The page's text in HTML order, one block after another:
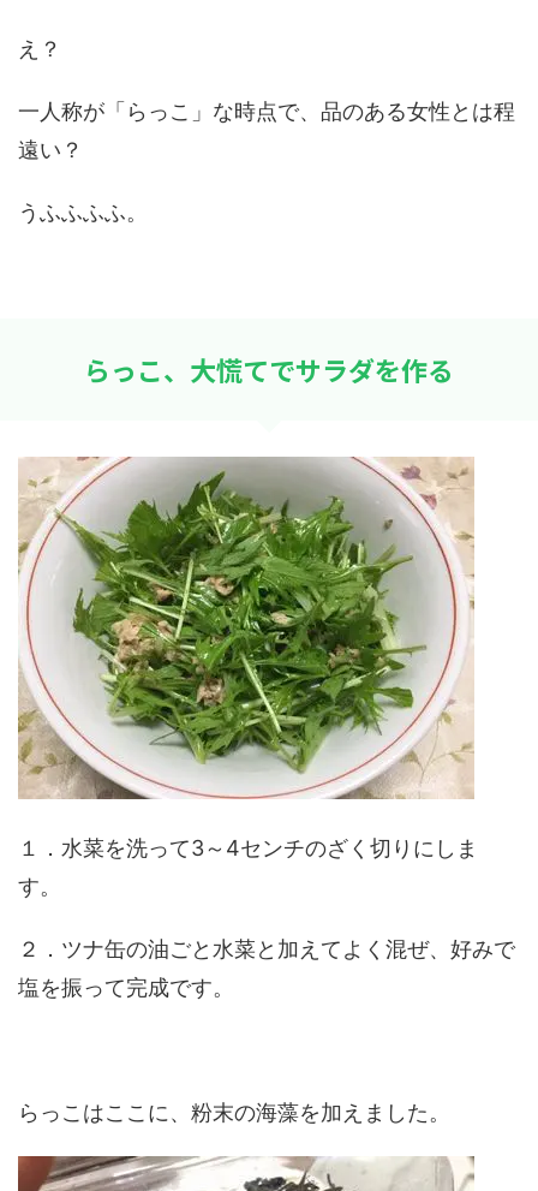
え？
一人称が「らっこ」な時点で、品のある女性とは程
遠い？
うふふふふ。
らっこ、大慌てでサラダを作る
１．水菜を洗って3～4センチのざく切りにしま
す。
２．ツナ缶の油ごと水菜と加えてよく混ぜ、好みで
塩を振って完成です。
らっこはここに、粉末の海藻を加えました。